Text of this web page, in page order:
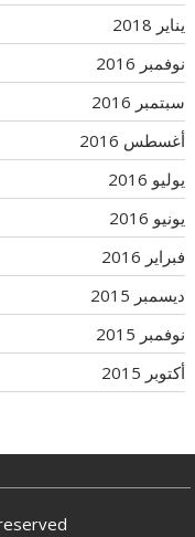
يناير 2018
نوفمبر 2016
سبتمبر 2016
أغسطس 2016
يوليو 2016
يونيو 2016
فبراير 2016
ديسمبر 2015
نوفمبر 2015
أكتوبر 2015